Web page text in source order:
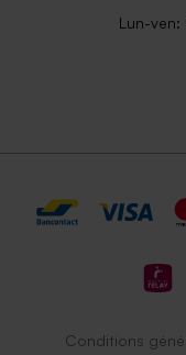
lavande
Lun-ven:
Conditions